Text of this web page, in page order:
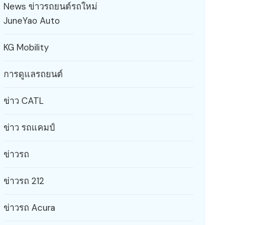
News ข่าวรถยนต์รถใหม่
JuneYao Auto
KG Mobility
การดูแลรถยนต์
ข่าว CATL
ข่าว รถแคมป์
ข่าวรถ
ข่าวรถ 212
ข่าวรถ Acura